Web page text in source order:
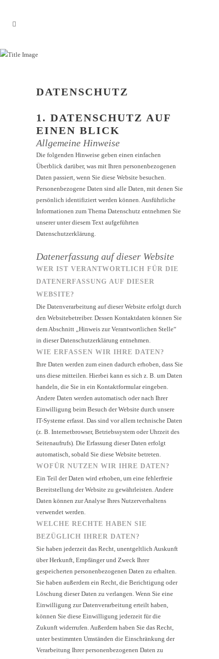
DATENSCHUTZ
1. DATENSCHUTZ AUF
EINEN BLICK
Allgemeine Hinweise
Die folgenden Hinweise geben einen einfachen
Überblick darüber, was mit Ihren personenbezogenen
Daten passiert, wenn Sie diese Website besuchen.
Personenbezogene Daten sind alle Daten, mit denen Sie
persönlich identifiziert werden können. Ausführliche
Informationen zum Thema Datenschutz entnehmen Sie
unserer unter diesem Text aufgeführten
Datenschutzerklärung.
Datenerfassung auf dieser Website
WER IST VERANTWORTLICH FÜR DIE
DATENERFASSUNG AUF DIESER
WEBSITE?
Die Datenverarbeitung auf dieser Website erfolgt durch
den Websitebetreiber. Dessen Kontaktdaten können Sie
dem Abschnitt „Hinweis zur Verantwortlichen Stelle“
in dieser Datenschutzerklärung entnehmen.
WIE ERFASSEN WIR IHRE DATEN?
Ihre Daten werden zum einen dadurch erhoben, dass Sie
uns diese mitteilen. Hierbei kann es sich z. B. um Daten
handeln, die Sie in ein Kontaktformular eingeben.
Andere Daten werden automatisch oder nach Ihrer
Einwilligung beim Besuch der Website durch unsere
IT-Systeme erfasst. Das sind vor allem technische Daten
(z. B. Internetbrowser, Betriebssystem oder Uhrzeit des
Seitenaufrufs). Die Erfassung dieser Daten erfolgt
automatisch, sobald Sie diese Website betreten.
WOFÜR NUTZEN WIR IHRE DATEN?
Ein Teil der Daten wird erhoben, um eine fehlerfreie
Bereitstellung der Website zu gewährleisten. Andere
Daten können zur Analyse Ihres Nutzerverhaltens
verwendet werden.
WELCHE RECHTE HABEN SIE
BEZÜGLICH IHRER DATEN?
Sie haben jederzeit das Recht, unentgeltlich Auskunft
über Herkunft, Empfänger und Zweck Ihrer
gespeicherten personenbezogenen Daten zu erhalten.
Sie haben außerdem ein Recht, die Berichtigung oder
Löschung dieser Daten zu verlangen. Wenn Sie eine
Einwilligung zur Datenverarbeitung erteilt haben,
können Sie diese Einwilligung jederzeit für die
Zukunft widerrufen. Außerdem haben Sie das Recht,
unter bestimmten Umständen die Einschränkung der
Verarbeitung Ihrer personenbezogenen Daten zu